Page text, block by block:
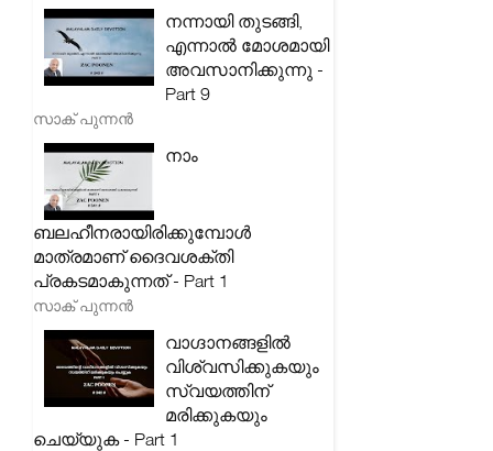
നന്നായി തുടങ്ങി,
എന്നാൽ മോശമായി
അവസാനിക്കുന്നു -
Part 9
സാക് പുന്നൻ
നാം
ബലഹീനരായിരിക്കുമ്പോൾ
മാത്രമാണ് ദൈവശക്തി
പ്രകടമാകുന്നത് - Part 1
സാക് പുന്നൻ
വാഗ്ദാനങ്ങളിൽ
വിശ്വസിക്കുകയും
സ്വയത്തിന്
മരിക്കുകയും
ചെയ്യുക - Part 1